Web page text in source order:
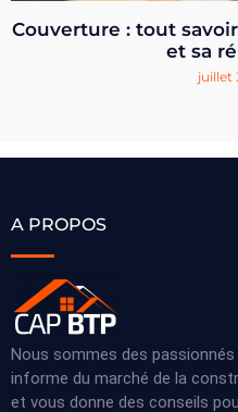
Couverture : tout
et sa
juillet
A PROPOS
Nous sommes des
informe du marché de la
et vous donne des conseils